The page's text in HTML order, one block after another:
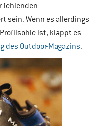
fehlenden
sein. Wenn es allerdings
ist, klappt es
des Outdoor-Magazins.